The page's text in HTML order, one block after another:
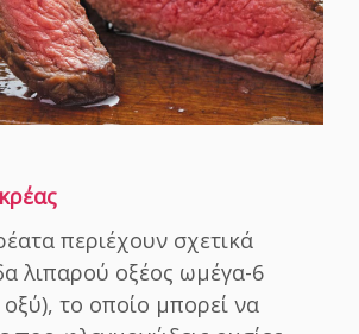
περιέχουν σχετικά
λιπαρού οξέος ωμέγα-6
το οποίο μπορεί να